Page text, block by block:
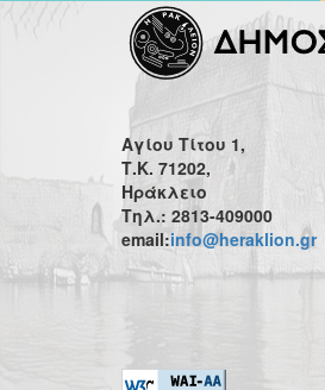
Αγίου Τίτου 1,
Τ.Κ. 71202,
Ηράκλειο
Τηλ.: 2813-409000
email:info@heraklion.gr